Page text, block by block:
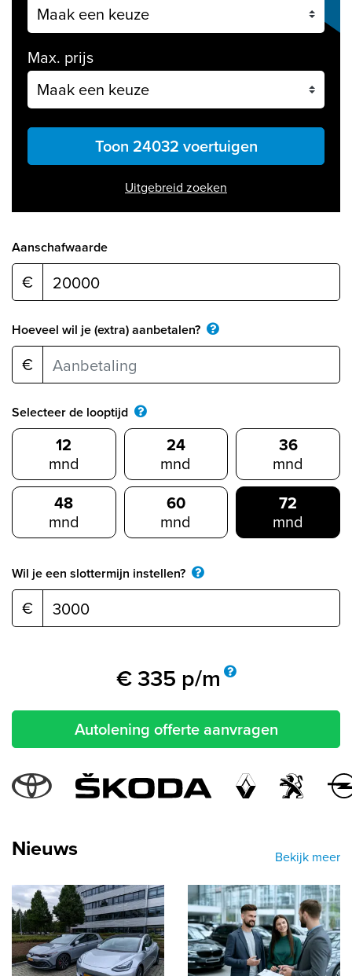
Max. prijs
Toon 24032 voertuigen
Uitgebreid zoeken
Aanschafwaarde
€
Hoeveel wil je (extra) aanbetalen?
€
Selecteer de looptijd
12
mnd
24
mnd
36
mnd
48
mnd
60
mnd
72
mnd
Wil je een slottermijn instellen?
€
€335 p/m
Autolening offerte aanvragen
labels.popular_makes
Nieuws Bekijk meer